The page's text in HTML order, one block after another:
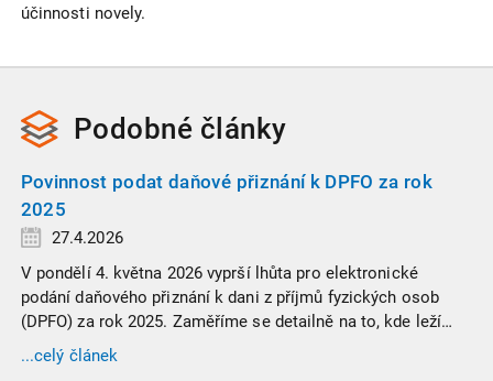
účinnosti novely.
Podobné články
Povinnost podat daňové přiznání k DPFO za rok
2025
27.4.2026
V pondělí 4. května 2026 vyprší lhůta pro elektronické
podání daňového přiznání k dani z příjmů fyzických osob
(DPFO) za rok 2025. Zaměříme se detailně na to, kde leží
hranice povinnosti přiznání podat, jaké jsou nejčastější
chytáky v soubězích příjmů a na co si dát v roce 2026
...celý článek